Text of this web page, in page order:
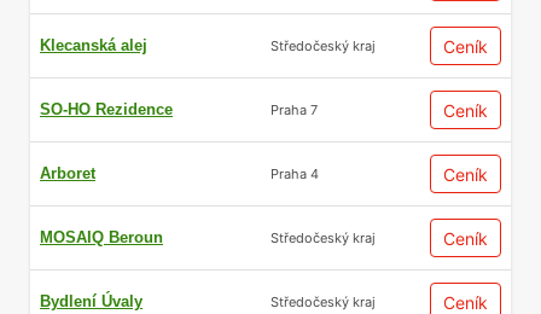
Klecanská alej Středočeský kraj Ceník
SO-HO Rezidence Praha 7 Ceník
Arboret Praha 4 Ceník
MOSAIQ Beroun Středočeský kraj Ceník
Bydlení Úvaly Středočeský kraj Ceník